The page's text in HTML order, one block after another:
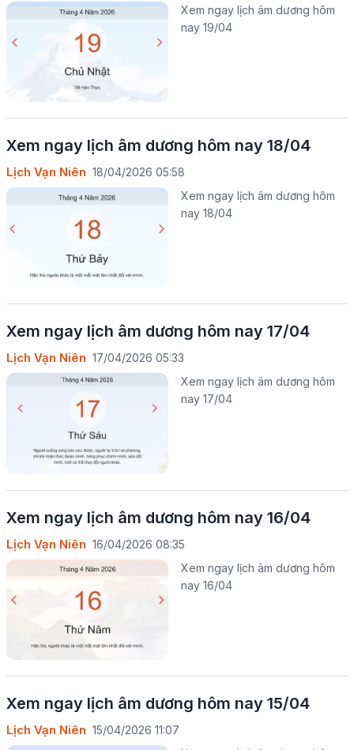
Xem ngay lịch âm dương hôm
nay 19/04
Xem ngay lịch âm dương hôm nay 18/04
Lịch Vạn Niên 18/04/2026 05:58
Xem ngay lịch âm dương hôm
nay 18/04
Xem ngay lịch âm dương hôm nay 17/04
Lịch Vạn Niên 17/04/2026 05:33
Xem ngay lịch âm dương hôm
nay 17/04
Xem ngay lịch âm dương hôm nay 16/04
Lịch Vạn Niên 16/04/2026 08:35
Xem ngay lịch âm dương hôm
nay 16/04
Xem ngay lịch âm dương hôm nay 15/04
Lịch Vạn Niên 15/04/2026 11:07